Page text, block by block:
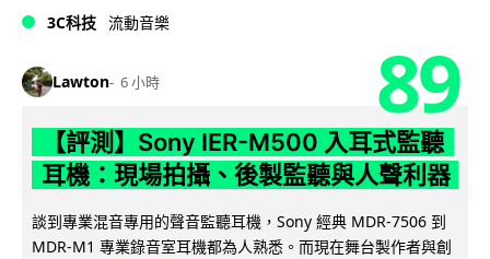
3C科技 流動音樂
Lawton 6 小時 89
【評測】Sony IER-M500 入耳式監聽
耳機：現場拍攝、後製監聽與人聲利器
談到專業混音專用的聲音監聽耳機，Sony 經典 MDR-7506 到
MDR-M1 專業錄音室耳機都為人熟悉。而現在舞台製作者與創